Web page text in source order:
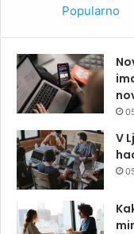
Popularno
V